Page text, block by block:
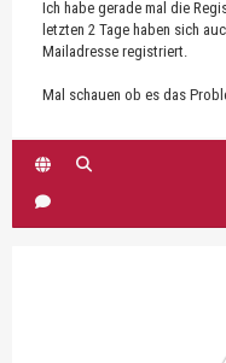
Ich habe gerade mal die
letzten 2 Tage haben sich
Mailadresse registriert.
Mal schauen ob es das